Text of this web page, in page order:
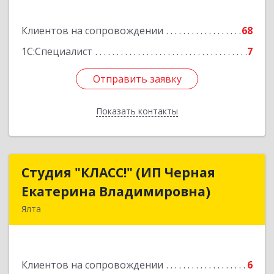
Клиентов на сопровождении
68
1С:Специалист
7
Отправить заявку
Показать контакты
Подробнее
Отправить заявку
Назад
Студия "КЛАСС!" (ИП Черная
Екатерина Владимировна)
Ялта
Клиентов на сопровождении 6
Студия "КЛАСС!" (ИП Черная
Екатерина Владимировна)